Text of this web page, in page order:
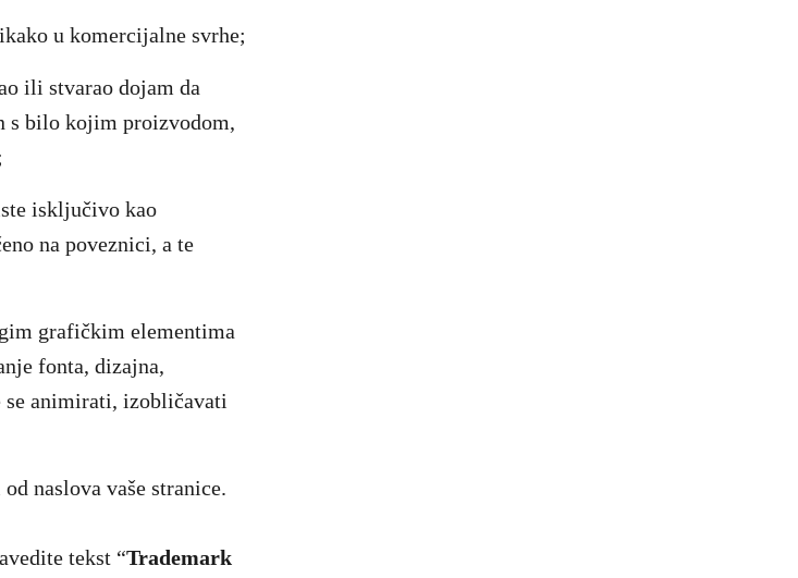
u komercijalne svrhe;
ili stvarao dojam da
s bilo kojim proizvodom,
isključivo kao
na poveznici, a te
grafičkim elementima
fonta, dizajna,
se animirati, izobličavati
naslova vaše stranice.
tekst “Trademark